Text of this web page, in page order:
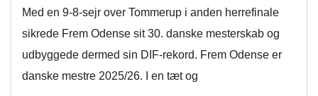
Med en 9-8-sejr over Tommerup i anden herrefinale
sikrede Frem Odense sit 30. danske mesterskab og
udbyggede dermed sin DIF-rekord. Frem Odense er
danske mestre 2025/26. I en tæt og